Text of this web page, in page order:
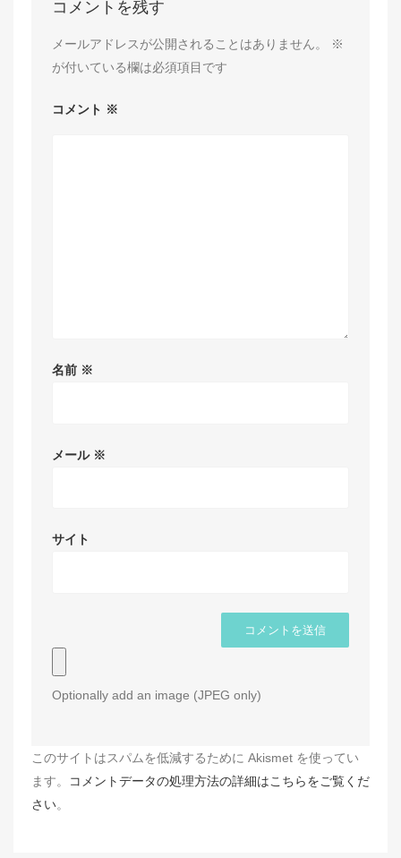
コメントを残す
メールアドレスが公開されることはありません。
※
が付いている欄は必須項目です
コメント ※
名前 ※
メール ※
サイト
Optionally add an image (JPEG only)
このサイトはスパムを低減するために Akismet を使ってい
ます。
コメントデータの処理方法の詳細はこちらをご覧くだ
さい。